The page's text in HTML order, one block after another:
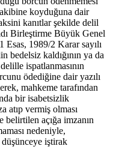
koyduğuna dair
kanıtlar şekilde delil
Birleştirme Büyük Genel
1989/2 Karar sayılı
bedelsiz kaldığının ya da
ispatlanmasının
ödediğine dair yazılı
mahkeme tarafından
bir isabetsizlik
atıp vermiş olması
belirtilen açığa imzanın
nedeniyle,
iştirak